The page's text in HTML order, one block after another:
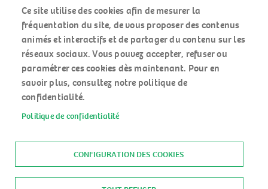
RÉSEAUX
SOCIAUX
MENU
PIED
ACCUEIL
MENTIONS LÉGALES
DONNÉES PERSONNELLES
ACCESSIBILITÉ : NON CONFORME
Ce site utilise des cookies afin de mesurer la
fréquentation du site, de vous proposer des contenus
animés et interactifs et de partager du contenu sur les
réseaux sociaux. Vous pouvez accepter, refuser ou
paramétrer ces cookies dès maintenant. Pour en
savoir plus, consultez notre politique de
confidentialité.
Politique de confidentialité
CONFIGURATION DES COOKIES